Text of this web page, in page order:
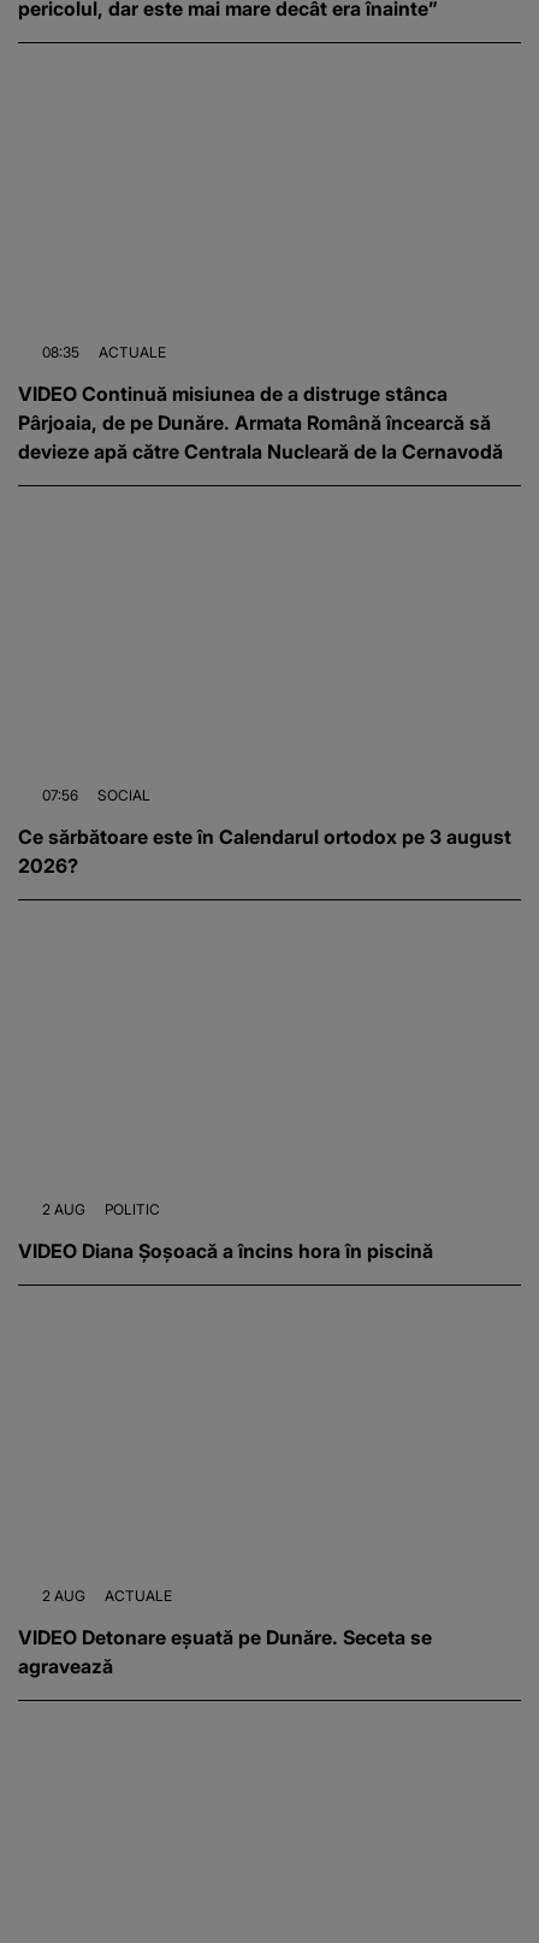
pericolul, dar este mai mare decât era înainte”
08:35 ACTUALE
VIDEO Continuă misiunea de a distruge stânca
Pârjoaia, de pe Dunăre. Armata Română încearcă să
devieze apă către Centrala Nucleară de la Cernavodă
07:56 SOCIAL
Ce sărbătoare este în Calendarul ortodox pe 3 august
2026?
2 AUG POLITIC
VIDEO Diana Șoșoacă a încins hora în piscină
2 AUG ACTUALE
VIDEO Detonare eșuată pe Dunăre. Seceta se
agravează